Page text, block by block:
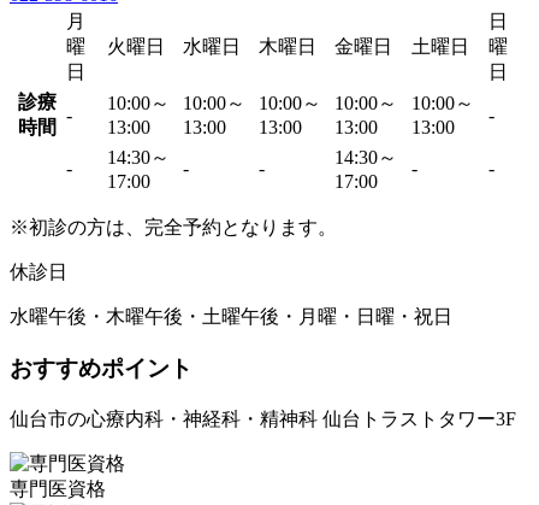
月
曜
日
火曜日 水曜日 木曜日 金曜日 土曜日
日
曜
日
診療
時間
-
10:00～
13:00
10:00～
13:00
10:00～
13:00
10:00～
13:00
10:00～
13:00
-
-
14:30～
17:00
- -
14:30～
17:00
- -
※初診の方は、完全予約となります。
休診日
水曜午後・木曜午後・土曜午後・月曜・日曜・祝日
おすすめポイント
仙台市の心療内科・神経科・精神科 仙台トラストタワー3F
専門医資格